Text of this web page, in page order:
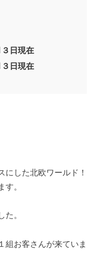
３日現在
３日現在
にした北欧ワールド！
す。
た。
組お客さんが来ていま